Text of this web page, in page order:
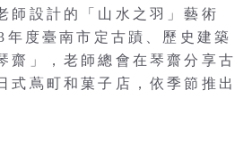
師設計的「山水之羽」藝術
度臺南市定古蹟、歷史建築
齋」，老師總會在琴齋分享古
式蔦町和菓子店，依季節推出